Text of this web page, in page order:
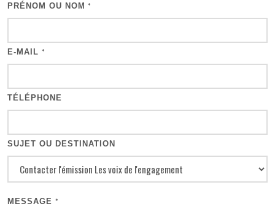
PRÉNOM OU NOM *
E-MAIL *
TÉLÉPHONE
SUJET OU DESTINATION
MESSAGE *